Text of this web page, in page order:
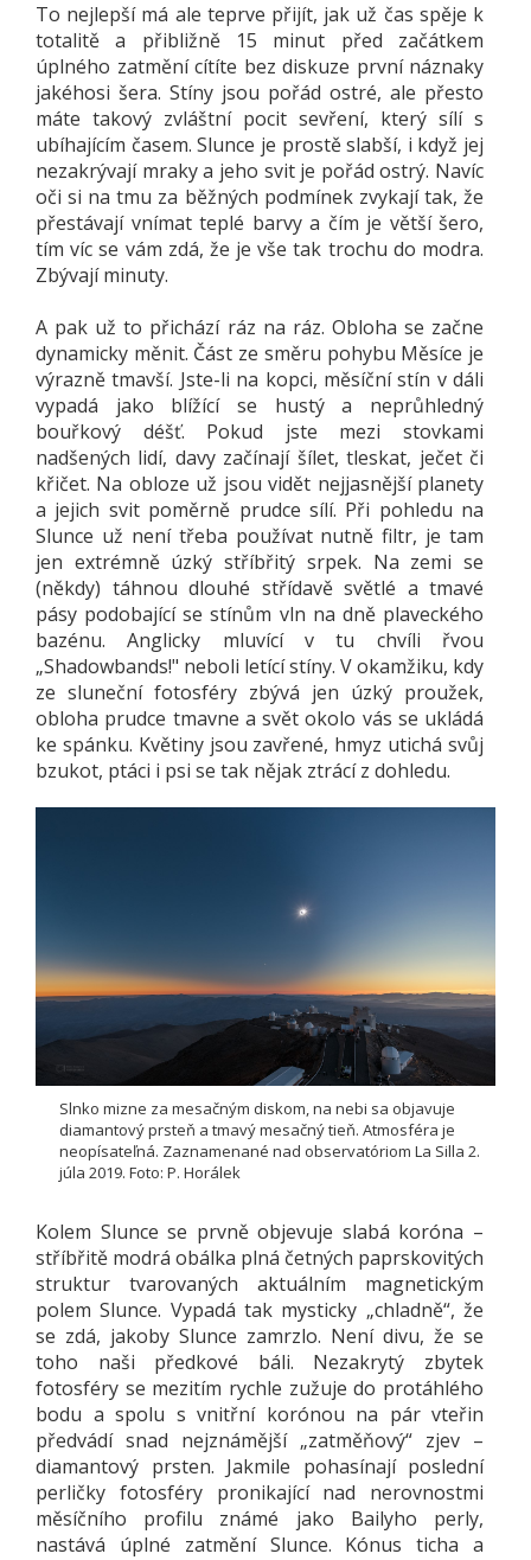
To nejlepší má ale teprve přijít, jak už čas spěje k
totalitě a přibližně 15 minut před začátkem
úplného zatmění cítíte bez diskuze první náznaky
jakéhosi šera. Stíny jsou pořád ostré, ale přesto
máte takový zvláštní pocit sevření, který sílí s
ubíhajícím časem. Slunce je prostě slabší, i když jej
nezakrývají mraky a jeho svit je pořád ostrý. Navíc
oči si na tmu za běžných podmínek zvykají tak, že
přestávají vnímat teplé barvy a čím je větší šero,
tím víc se vám zdá, že je vše tak trochu do modra.
Zbývají minuty.
A pak už to přichází ráz na ráz. Obloha se začne
dynamicky měnit. Část ze směru pohybu Měsíce je
výrazně tmavší. Jste-li na kopci, měsíční stín v dáli
vypadá jako blížící se hustý a neprůhledný
bouřkový déšť. Pokud jste mezi stovkami
nadšených lidí, davy začínají šílet, tleskat, ječet či
křičet. Na obloze už jsou vidět nejjasnější planety
a jejich svit poměrně prudce sílí. Při pohledu na
Slunce už není třeba používat nutně filtr, je tam
jen extrémně úzký stříbřitý srpek. Na zemi se
(někdy) táhnou dlouhé střídavě světlé a tmavé
pásy podobající se stínům vln na dně plaveckého
bazénu. Anglicky mluvící v tu chvíli řvou
„Shadowbands!" neboli letící stíny. V okamžiku, kdy
ze sluneční fotosféry zbývá jen úzký proužek,
obloha prudce tmavne a svět okolo vás se ukládá
ke spánku. Květiny jsou zavřené, hmyz utichá svůj
bzukot, ptáci i psi se tak nějak ztrácí z dohledu.
Slnko mizne za mesačným diskom, na nebi sa objavuje
diamantový prsteň a tmavý mesačný tieň. Atmosféra je
neopísateľná. Zaznamenané nad observatóriom La Silla 2.
júla 2019. Foto: P. Horálek
Kolem Slunce se prvně objevuje slabá koróna –
stříbřitě modrá obálka plná četných paprskovitých
struktur tvarovaných aktuálním magnetickým
polem Slunce. Vypadá tak mysticky „chladně“, že
se zdá, jakoby Slunce zamrzlo. Není divu, že se
toho naši předkové báli. Nezakrytý zbytek
fotosféry se mezitím rychle zužuje do protáhlého
bodu a spolu s vnitřní korónou na pár vteřin
předvádí snad nejznámější „zatměňový“ zjev –
diamantový prsten. Jakmile pohasínají poslední
perličky fotosféry pronikající nad nerovnostmi
měsíčního profilu známé jako Bailyho perly,
nastává úplné zatmění Slunce. Kónus ticha a